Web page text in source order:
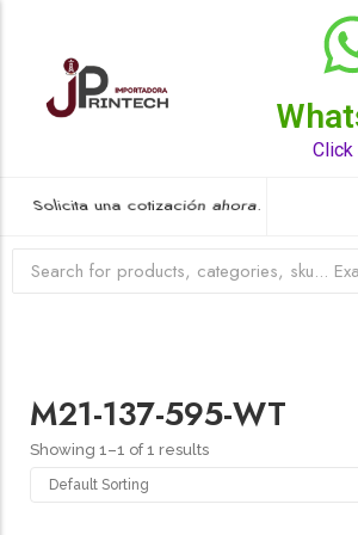
Click
Solicita una cotización ahora.
Top Rated Product
M21-137-595-WT
Showing 1–1 of 1 results